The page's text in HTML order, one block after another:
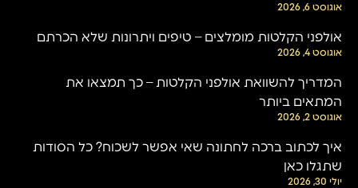
אוגוסט 6, 2026
אולפני הקלטות מומלצים – טיפים ויתרונות שלא הכרתם
אוגוסט 4, 2026
המדריך להשוואת אולפני הקלטות – כך תמצאו את
המתאים ביותר
אוגוסט 2, 2026
איך לכתוב ברכה לחתונה שאי אפשר לשכוח? כל הסודות
שתגלו כאן
יולי 30, 2026